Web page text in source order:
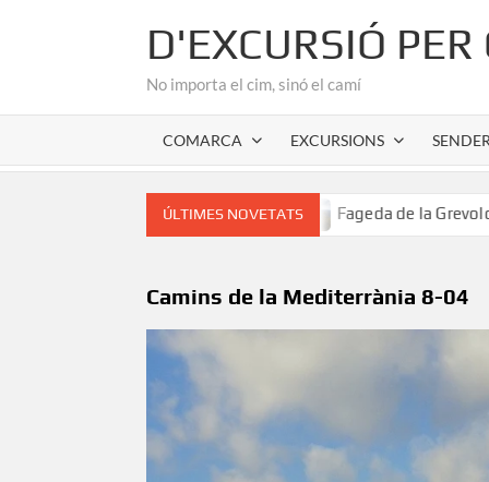
D'EXCURSIÓ
No importa el cim, sinó el camí
COMARCA EXCURSIONS
ÚLTIMES NOVETATS
de l’Alta Garrotxa Fageda de la Grevolosa: El
Camins de la Mediterrània 8-04